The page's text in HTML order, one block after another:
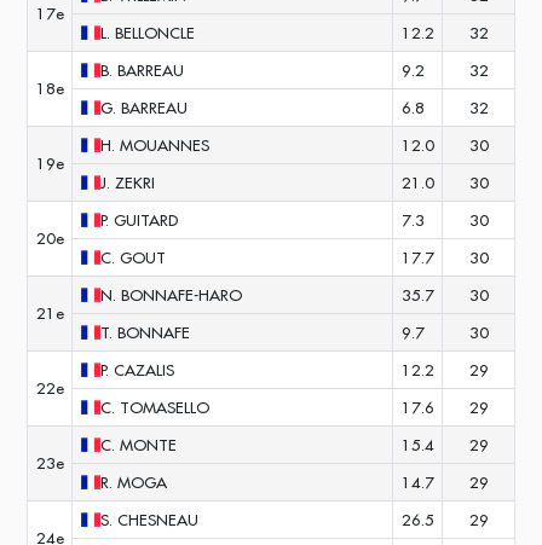
17e
L. BELLONCLE 12.2 32
18e
B. BARREAU 9.2
32
G. BARREAU 6.8 32
19e
H. MOUANNES 12.0
30
J. ZEKRI 21.0 30
20e
P. GUITARD 7.3
30
C. GOUT 17.7 30
21e
N. BONNAFE-HARO 35.7
30
T. BONNAFE 9.7 30
22e
P. CAZALIS 12.2
29
C. TOMASELLO 17.6 29
23e
C. MONTE 15.4
29
R. MOGA 14.7 29
24e
S. CHESNEAU 26.5 29